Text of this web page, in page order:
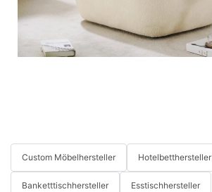
Custom Möbelhersteller Hotelbetthersteller
Banketttischhersteller Esstischhersteller